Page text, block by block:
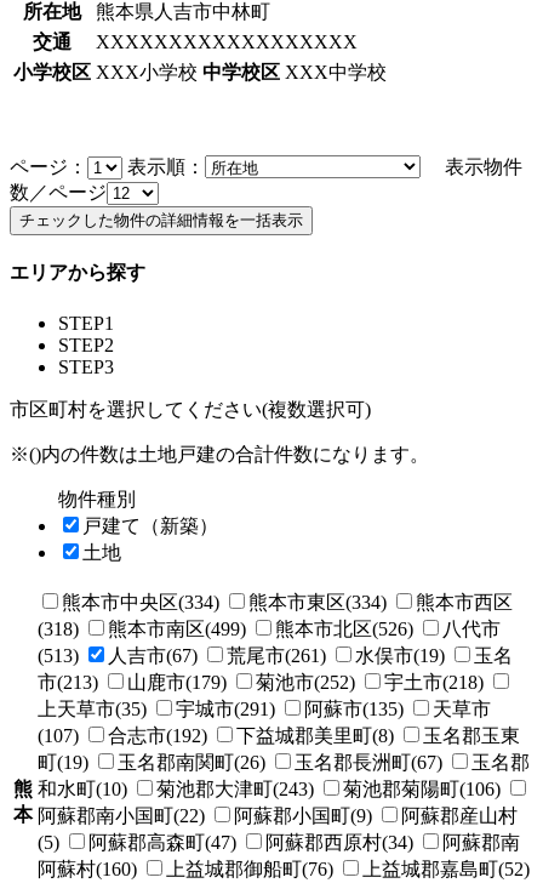
所在地
熊本県人吉市中林町
交通
XXXXXXXXXXXXXXXXXX
小学校区 XXX小学校 中学校区 XXX中学校
ページ： 表示順：
表示物件
数／ページ
エリアから探す
STEP1
STEP2
STEP3
市区町村を選択してください(複数選択可)
※()内の件数は土地戸建の合計件数になります。
物件種別
戸建て（新築）
土地
熊
本
熊本市中央区(334) 熊本市東区(334)
熊本市西区
(318)
熊本市南区(499) 熊本市北区(526)
八代市
(513)
人吉市(67) 荒尾市(261) 水俣市(19)
玉名
市(213)
山鹿市(179) 菊池市(252)
宇土市(218)
上天草市(35)
宇城市(291) 阿蘇市(135)
天草市
(107)
合志市(192) 下益城郡美里町(8)
玉名郡玉東
町(19)
玉名郡南関町(26) 玉名郡長洲町(67)
玉名郡
和水町(10)
菊池郡大津町(243)
菊池郡菊陽町(106)
阿蘇郡南小国町(22)
阿蘇郡小国町(9)
阿蘇郡産山村
(5)
阿蘇郡高森町(47) 阿蘇郡西原村(34)
阿蘇郡南
阿蘇村(160)
上益城郡御船町(76)
上益城郡嘉島町(52)